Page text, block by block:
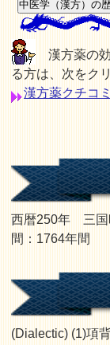
漢方薬の
る方は、次をク
漢方薬クチコ
西暦250年 三
間：1764年間
(Dialectic) (1)項背